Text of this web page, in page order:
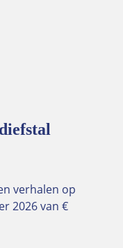
verhalen op
2026 van €